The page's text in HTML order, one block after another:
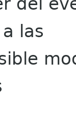
las